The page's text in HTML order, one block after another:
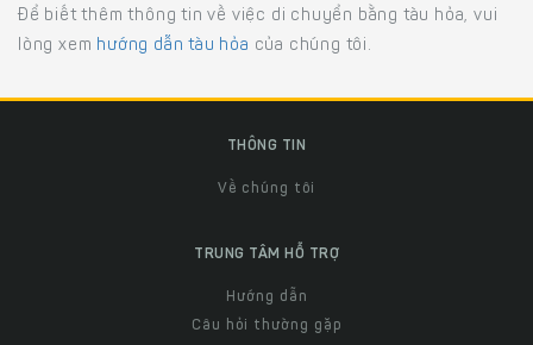
Để biết thêm thông tin về việc di chuyển bằng tàu hỏa, vui
lòng xem hướng dẫn tàu hỏa của chúng tôi.
THÔNG TIN
Về chúng tôi
TRUNG TÂM HỖ TRỢ
Hướng dẫn
Câu hỏi thường gặp